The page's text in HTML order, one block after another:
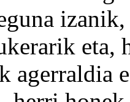
agerraldia